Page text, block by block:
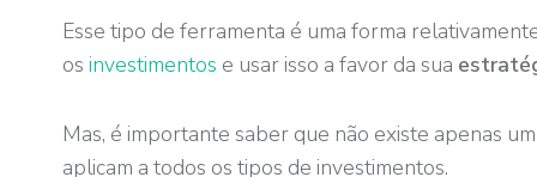
Esse tipo de ferramenta é uma forma
os investimentos e usar isso a favor da sua
Mas, é importante saber que não existe apenas
aplicam a todos os tipos de investimentos.